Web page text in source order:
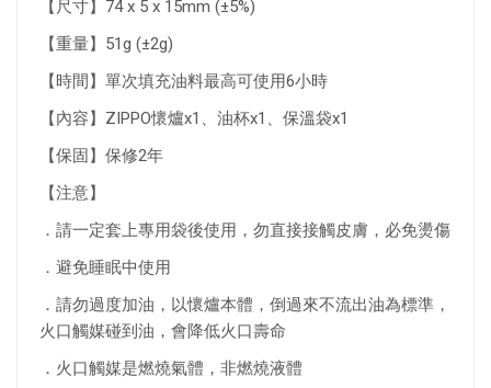
【尺寸】74 x 5 x 15mm (±5%)
【重量】51g (±2g)
【時間】單次填充油料最高可使用6小時
【內容】ZIPPO懷爐x1、油杯x1、保溫袋x1
【保固】保修2年
【注意】
．請一定套上專用袋後使用，勿直接接觸皮膚，必免燙傷
．避免睡眠中使用
．請勿過度加油，以懷爐本體，倒過來不流出油為標準，
火口觸媒碰到油，會降低火口壽命
．火口觸媒是燃燒氣體，非燃燒液體